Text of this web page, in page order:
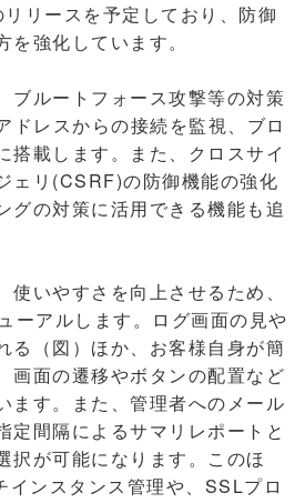
リースを予定しており、防御
強化しています。
ブルートフォース攻撃等の対策
ドレスからの接続を監視、ブロ
搭載します。また、クロスサイ
ェリ(CSRF)の防御機能の強化
グの対策に活用できる機能も追
いやすさを向上させるため、
ーアルします。ログ画面の見や
る（図）ほか、お客様自身が簡
画面の遷移やボタンの配置など
ます。また、管理者へのメール
定間隔によるサマリレポートと
択が可能になります。このほ
インスタンス管理や、SSLプロ